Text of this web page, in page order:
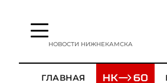
НОВОСТИ НИЖНЕКАМСКА
ГЛАВНАЯ